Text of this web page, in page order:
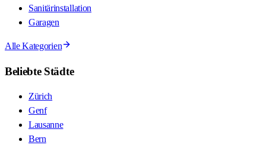
Sanitärinstallation
Garagen
Alle Kategorien
Beliebte Städte
Zürich
Genf
Lausanne
Bern